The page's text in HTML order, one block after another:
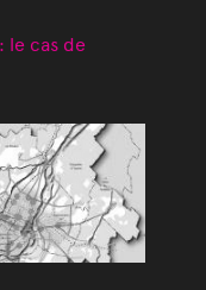
le cas de